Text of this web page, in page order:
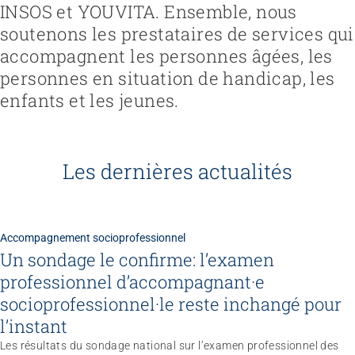
Congrès
INSOS et YOUVITA. Ensemble, nous
soutenons les prestataires de services qui
accompagnent les personnes âgées, les
personnes en situation de handicap, les
enfants et les jeunes.
Les dernières actualités
Accompagnement socioprofessionnel
Un sondage le confirme: l’examen
professionnel d’accompagnant·e
socioprofessionnel·le reste inchangé pour
l’instant
Les résultats du sondage national sur l’examen professionnel des